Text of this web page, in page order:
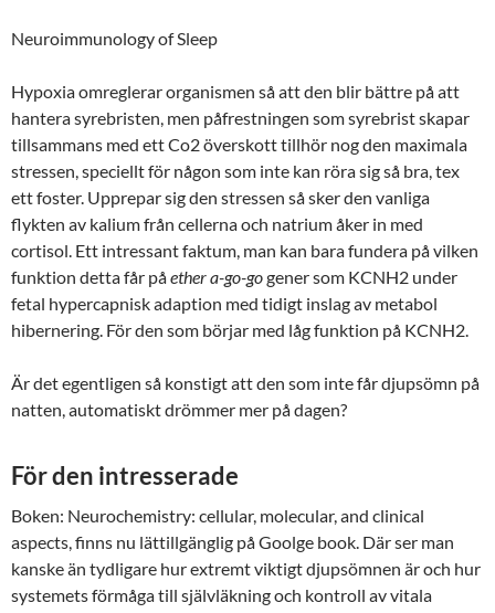
Neuroimmunology of Sleep
Hypoxia omreglerar organismen så att den blir bättre på att
hantera syrebristen, men påfrestningen som syrebrist skapar
tillsammans med ett Co2 överskott tillhör nog den maximala
stressen, speciellt för någon som inte kan röra sig så bra, tex
ett foster. Upprepar sig den stressen så sker den vanliga
flykten av kalium från cellerna och natrium åker in med
cortisol. Ett intressant faktum, man kan bara fundera på vilken
funktion detta får påether a-go-gogener som KCNH2 under
fetal hypercapnisk adaption med tidigt inslag av metabol
hibernering. För den som börjar med låg funktion på KCNH2.
Är det egentligen så konstigt att den som inte får djupsömn på
natten, automatiskt drömmer mer på dagen?
För den intresserade
Boken: Neurochemistry: cellular, molecular, and clinical
aspects, finns nu lättillgänglig på Goolge book. Där ser man
kanske än tydligare hur extremt viktigt djupsömnen är och hur
systemets förmåga till självläkning och kontroll av vitala